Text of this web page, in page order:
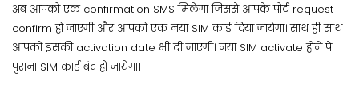
अब आपको एक confirmation SMS मिलेगा जिससे आपके पोर्ट request
confirm हो जाएगी और आपको एक नया SIM कार्ड दिया जायेगा। साथ ही साथ
आपको इसकी activation date भी दी जाएगी। नया SIM activate होने पे
पुराना SIM कार्ड बंद हो जायेगा।